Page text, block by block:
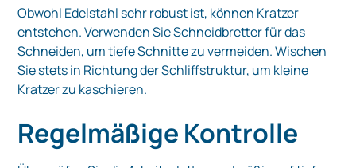
Obwohl Edelstahl sehr robust ist, können Kratzer
entstehen. Verwenden Sie Schneidbretter für das
Schneiden, um tiefe Schnitte zu vermeiden. Wischen
Sie stets in Richtung der Schliffstruktur, um kleine
Kratzer zu kaschieren.
Regelmäßige Kontrolle